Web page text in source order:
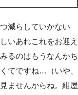
減らしていかない
いあれこれをお迎え
るのはもうなんかち
てですね…（いや、
ませんからね。紺屋